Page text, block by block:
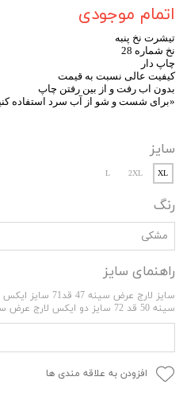
اتمام موجودی
تیشرت نخ پنبه
نخ شماره 28
چاپ دار
کیفیت عالی نسبت به قیمت
بدون اب رفت و از بین رفتن چاپ
«برای شست و شو از آب سرد استفاده
سایز
XL
2XL
L
رنگ
مشکی
راهنمای سایز
سایز لارج عرض سینه 47
سینه 50 قد 72 سایز دو ایکس لارج عرض سینه 53 قد 73
افزودن به علاقه مندی ها